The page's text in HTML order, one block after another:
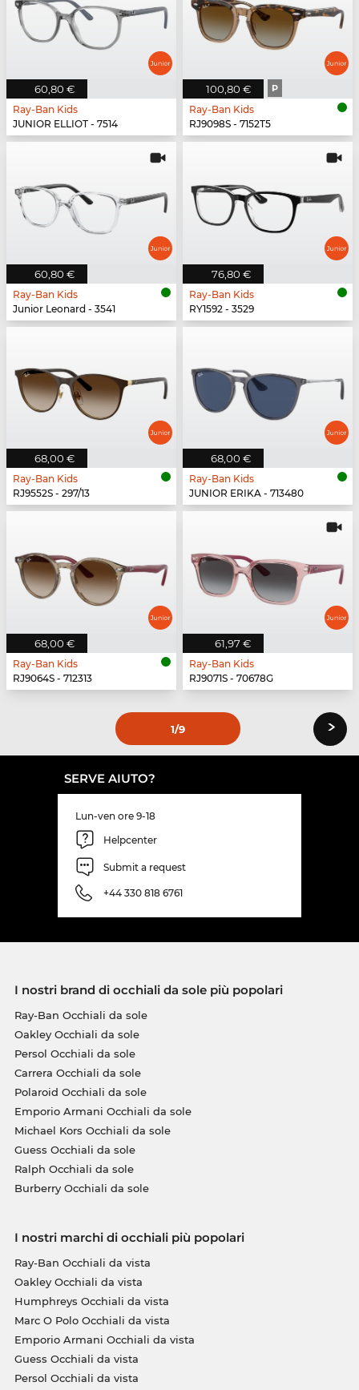
60,80 €
Ray-Ban Kids
JUNIOR ELLIOT - 7514
100,80 € P
Ray-Ban Kids
RJ9098S - 7152T5
60,80 €
Ray-Ban Kids
Junior Leonard - 3541
76,80 €
Ray-Ban Kids
RY1592 - 3529
68,00 €
Ray-Ban Kids
RJ9552S - 297/13
68,00 €
Ray-Ban Kids
JUNIOR ERIKA - 713480
68,00 €
Ray-Ban Kids
RJ9064S - 712313
61,97 €
Ray-Ban Kids
RJ9071S - 70678G
1/9 ›
SERVE AIUTO?
Lun-ven ore 9-18
Helpcenter
Submit a request
+44 330 818 6761
I nostri brand di occhiali da sole più popolari
Ray-Ban Occhiali da sole
Oakley Occhiali da sole
Persol Occhiali da sole
Carrera Occhiali da sole
Polaroid Occhiali da sole
Emporio Armani Occhiali da sole
Michael Kors Occhiali da sole
Guess Occhiali da sole
Ralph Occhiali da sole
Burberry Occhiali da sole
I nostri marchi di occhiali più popolari
Ray-Ban Occhiali da vista
Oakley Occhiali da vista
Humphreys Occhiali da vista
Marc O Polo Occhiali da vista
Emporio Armani Occhiali da vista
Guess Occhiali da vista
Persol Occhiali da vista